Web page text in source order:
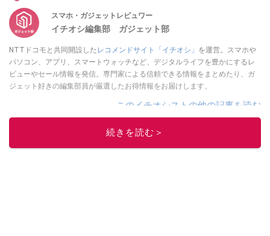
スマホ・ガジェットレビュワー
イチオシ編集部 ガジェット部
NTTドコモと共同開設した レコメンドサイト「イチオシ」 を運営。スマホや
パソコン、アプリ、スマートウォッチなど、デジタルライフを豊かにするレ
ビューやセール情報を発信。専門家による信頼できる情報をまとめたり、ガ
ジェット好きの編集部員が厳選したお得情報をお届けします。
このイチオシストの他の記事を読む
続きを読む＞